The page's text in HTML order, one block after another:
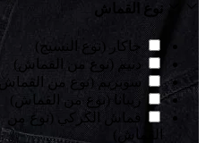
نوع القماش
جاكار (نوع النسيج)
دنيم (نوع من القماش)
سوبريم (نوع من القماش)
ريبانا (نوع من القماش)
قماش الكركي (نوع من
القماش)